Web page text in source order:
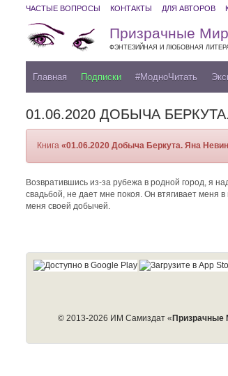
ЧАСТЫЕ ВОПРОСЫ КОНТАКТЫ ДЛЯ АВТОРОВ
Призрачные
ФЭНТЕЗИЙНАЯ И ЛЮБОВНАЯ
Главная Подписки #МодноЧитать
01.06.2020 ДОБЫЧА
Книга «01.06.2020 Добыча Беркута. Яна
Возвратившись из-за рубежа в родной город, я
свадьбой, не дает мне покоя. Он втягивает меня
меня своей добычей.
© 2013-2026 ИМ Самиздат «Призрачные